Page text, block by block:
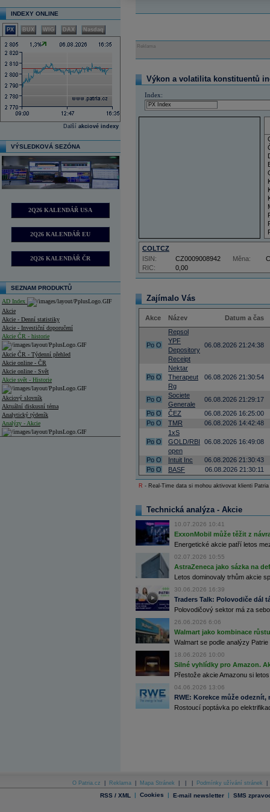
INDEXY ONLINE
PX BUX WIG DAX Nasdaq
Další akciové indexy
VÝSLEDKOVÁ SEZÓNA
2Q26 KALENDÁŘ USA
2Q26 KALENDÁŘ EU
2Q26 KALENDÁŘ ČR
SEZNAM PRODUKTŮ
AD Index
Akcie
Akcie - Denní statistiky
Akcie - Investiční doporučení
Akcie ČR - historie
Akcie ČR - Týdenní přehled
Akcie online - ČR
Akcie online - Svět
Akcie svět - Historie
Akciový slovník
Aktuální diskusní téma
Analytický týdeník
Analýzy - Akcie
Databanka - Ceny
Reklama
Výkon a volatilita konstituentů
Index:
COLTCZ
RIC: 0,00
ISIN: CZ0009008942 Měna:
Zajímalo Vás
Akce Název Datum a čas
Po O
Repsol
YPF
Depository
Receipt
06.08.2026 21:24:38
Po O
Nektar
Therapeut
Rg
06.08.2026 21:30:54
Po O
Societe
Generale
06.08.2026 21:29:17
Po O ČEZ
06.08.2026 16:25:00
Po O TMR 06.08.2026 14:42:48
Po O
1xS
GOLD/RBI
open
06.08.2026 16:49:08
Po O Intuit Inc
06.08.2026 21:30:43
Po O BASF 06.08.2026 21:30:11
R - Real-Time data si mohou aktivovat klienti
Technická analýza - Akcie
10.07.2026 10:41
ExxonMobil může těžit z
Energetické akcie patří letos
02.07.2026 10:55
AstraZeneca jako sázka na
Letos dominovaly trhům akcie
30.06.2026 16:39
Traders Talk: Polovodiče dál
Polovodičový sektor má za
26.06.2026 6:06
Walmart jako kombinace
Walmart se podle analýzy
18.06.2026 10:00
Silné vyhlídky pro Amazon.
Přestože akcie Amazonu si
04.06.2026 13:06
RWE: Korekce může
Rostoucí poptávka po
O Patria.cz Reklama Mapa Stránek Podmínky užívání stránek
RSS / XML | Cookies | E-mail newsletter | SMS